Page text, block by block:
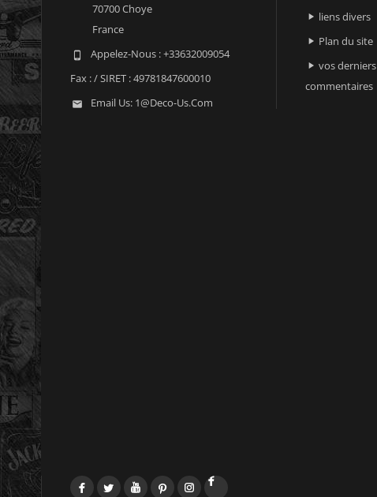
70700 Choye
France
 Appelez-Nous :+33632009054
Fax :/ SIRET : 49781847600010
 Email Us: 1@deco-Us.com
 liens divers
 Plan du site
 vos derniers
commentaires
FacebookTwitterYouTubePinterestInstagram